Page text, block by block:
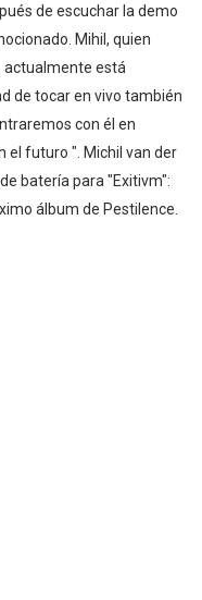
de escuchar la demo
Mihil, quien
actualmente está
de tocar en vivo también
con él en
el futuro ". Michil van der
batería para "Exitivm":
álbum de Pestilence.